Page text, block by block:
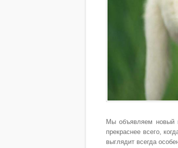
Мы объявляем новый
прекраснее всего,
выглядит всегда